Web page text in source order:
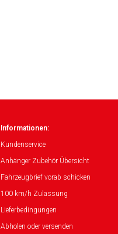
Informationen:
Kundenservice
Anhänger Zubehör Übersicht
Fahrzeugbrief vorab schicken
100 km/h Zulassung
Lieferbedingungen
Abholen oder versenden